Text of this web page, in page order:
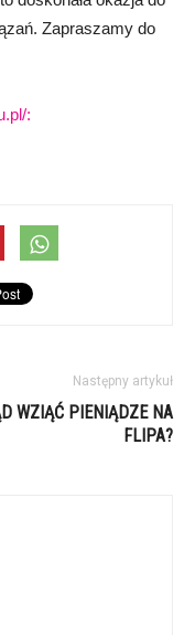
Zapraszamy do
:
Następny artykuł
WZIĄĆ PIENIĄDZE NA
FLIPA?